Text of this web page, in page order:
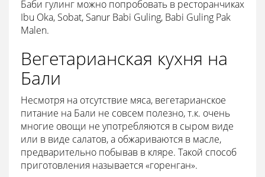
Баби гулинг можно попробовать в ресторанчиках
Ibu Oka, Sobat, Sanur Babi Guling, Babi Guling Pak
Malen.
Вегетарианская кухня на
Бали
Несмотря на отсутствие мяса, вегетарианское
питание на Бали не совсем полезно, т.к. очень
многие овощи не употребляются в сыром виде
или в виде салатов, а обжариваются в масле,
предварительно побывав в кляре. Такой способ
приготовления называется «горенган».